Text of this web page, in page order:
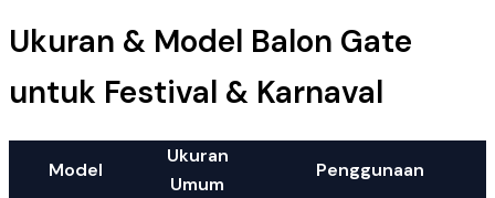
Ukuran & Model Balon Gate
untuk Festival & Karnaval
Model
Ukuran
Umum
Penggunaan